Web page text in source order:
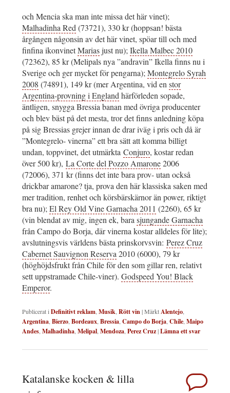
och Mencia ska man inte missa det här vinet);
Malhadinha Red(73721), 330 kr (hoppsan! bästa
årgången någonsin av det här vinet, spöar till och med
finfina ikonvinetMariasjust nu);Ikella Malbec 2010
(72362), 85 kr (Melipals nya ”andravin” Ikella finns nu i
Sverige och ger mycket för pengarna);Montegrelo Syrah
2008 (74891), 149 kr (mer Argentina, vid enstor
Argentina-provning i Englandhärförleden sopade,
äntligen, snygga Bressia banan med övriga producenter
och blev bäst på det mesta, tror det finns anledning köpa
på sig Bressias grejer innan de drar iväg i pris och då är
”Montegrelo- vinerna” ett bra sätt att komma billigt
undan, toppvinet, det utmärkta Conjuro, kostar redan
över 500 kr), La Corte del Pozzo Amarone2006
(72006), 371 kr (finns det inte bara prov- utan också
drickbar amarone? tja, prova den här klassiska saken med
mer tradition, renhet och körsbärskärnor än power, riktigt
bra nu);El Rey Old Vine Garnacha 2011 (2260), 65 kr
(vin blendat av mig, ingen ek, barasjungande Garnacha
från Campo do Borja, där vinerna kostar alldeles för lite);
avslutningsvis världens bästa prinskorvsvin: Perez Cruz
Cabernet Sauvignon Reserva2010 (6000), 79 kr
(höghöjdsfrukt från Chile för den som gillar ren, relativt
sett uppstramade Chile-viner). Godspeed You! Black
Emperor.
Publicerat iDefinitivt reklam,Musik,Rött vin|MärktAlentejo,
Argentina,Bierzo,Bordeaux,Bressia,Campo do Borja,Chile,Maipo
Andes,Malhadinha,Melipal,Mendoza,Perez Cruz|Lämna ett svar
Katalanske kocken & lilla